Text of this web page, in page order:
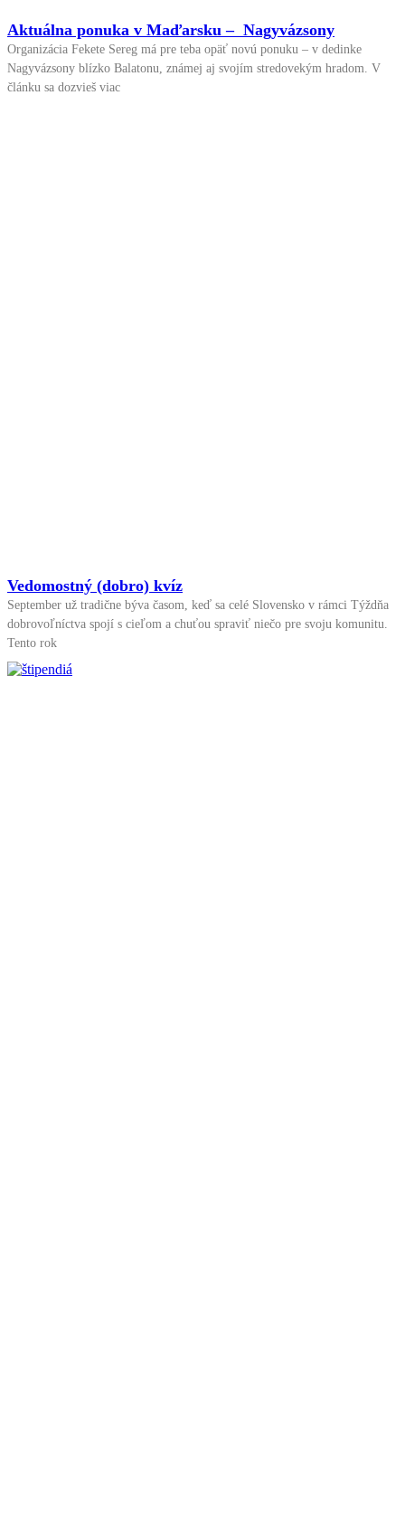
Aktuálna ponuka v Maďarsku – Nagyvázsony
Organizácia Fekete Sereg má pre teba opäť novú ponuku – v dedinke
Nagyvázsony blízko Balatonu, známej aj svojím stredovekým hradom. V
článku sa dozvieš viac
Vedomostný (dobro) kvíz
September už tradične býva časom, keď sa celé Slovensko v rámci Týždňa
dobrovoľníctva spojí s cieľom a chuťou spraviť niečo pre svoju komunitu.
Tento rok